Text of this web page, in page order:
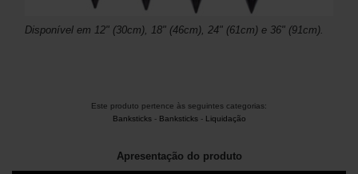
Disponível em 12" (30cm), 18" (46cm), 24" (61cm) e 36" (91cm).
Este produto pertence às seguintes categorias:
Banksticks- Banksticks- Liquidação
Apresentação do produto